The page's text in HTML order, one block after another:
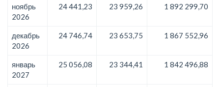
ноябрь
2026
24 441,23 23 959,26 1 892 299,70
декабрь
2026
24 746,74 23 653,75 1 867 552,96
январь
2027
25 056,08 23 344,41 1 842 496,88